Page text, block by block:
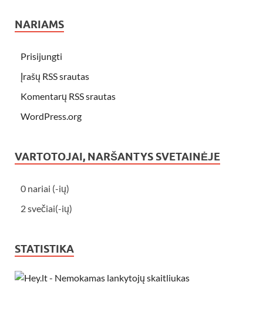
NARIAMS
Prisijungti
Įrašų RSS srautas
Komentarų RSS srautas
WordPress.org
VARTOTOJAI, NARŠANTYS SVETAINĖJE
0 nariai (-ių)
2 svečiai(-ių)
STATISTIKA